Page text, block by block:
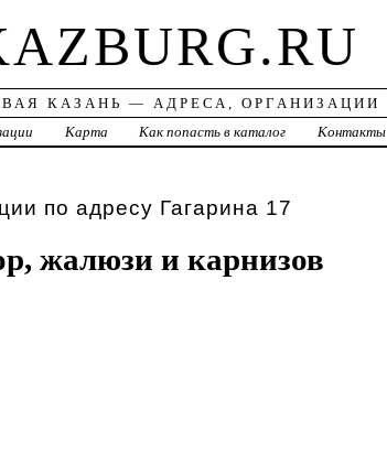
КАЗАНЬ — АДРЕСА, ОРГАНИЗАЦИИ
Карта Как попасть в каталог Контакты
по адресу Гагарина 17
жалюзи и карнизов